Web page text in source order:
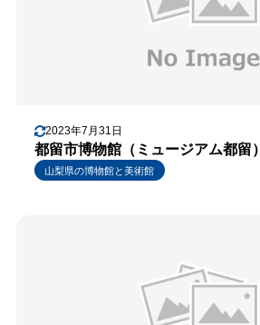
2023年7月31日
都留市博物館（ミュージアム都留）
山梨県の博物館と美術館